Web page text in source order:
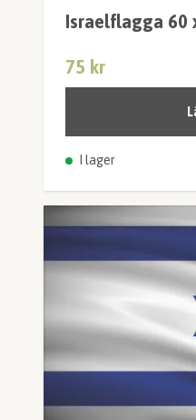
Israelflagga 60
75 kr
I lager